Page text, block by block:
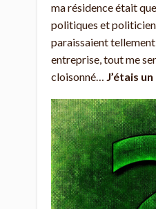
ma résidence était
politiques et
paraissaient
entreprise, tout me
cloisonné… J’étais